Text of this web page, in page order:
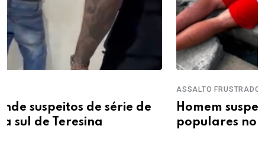
Homem suspeito de assalto é detido
populares no bairro Mocambinho